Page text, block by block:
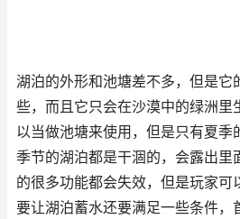
湖泊的外形和池塘差不多，但是它
些，而且它只会在沙漠中的绿洲里
以当做池塘来使用，但是只有夏季
季节的湖泊都是干涸的，会露出里
的很多功能都会失效，但是玩家可
要让湖泊蓄水还要满足一些条件，